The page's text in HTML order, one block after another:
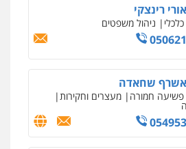
צווארון לבן תעבורה
דבאח
פשיעה כלכלית תעבורה